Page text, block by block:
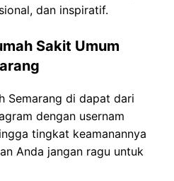
dan inspiratif.
Sakit Umum
Semarang di dapat dari
dengan usernam
tingkat keamanannya
Anda jangan ragu untuk